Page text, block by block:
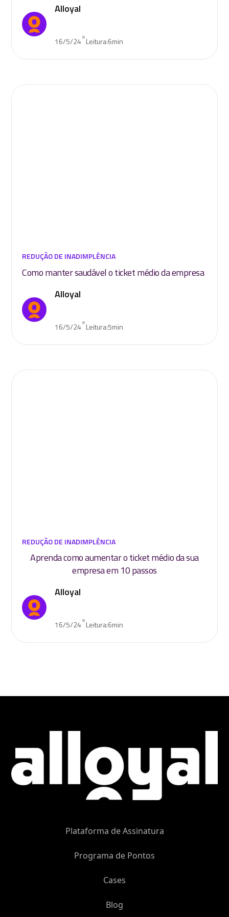
Alloyal
16/5/24•Leitura:6min
REDUÇÃO DE INADIMPLÊNCIA
Como manter saudável o ticket médio da empresa
Alloyal
16/5/24•Leitura:5min
REDUÇÃO DE INADIMPLÊNCIA
Aprenda como aumentar o ticket médio da sua
empresa em 10 passos
Alloyal
16/5/24•Leitura:6min
Plataforma de Assinatura
Programa de Pontos
Cases
Blog